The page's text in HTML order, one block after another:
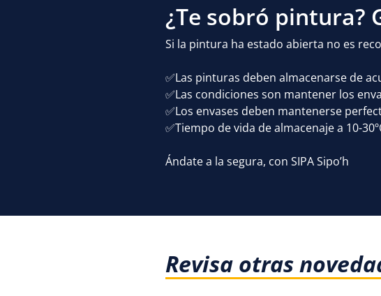
¿Te sobró pintura?
Si la pintura ha estado abierta no es
✅Las pinturas deben almacenarse de
✅Las condiciones son mantener los
✅Los envases deben mantenerse
✅Tiempo de vida de almacenaje a 10-
Ándate a la segura, con SIPA Sipo’h
Revisa otras